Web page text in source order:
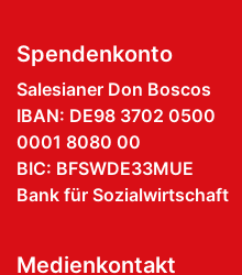
Spendenkonto
Salesianer Don Boscos
IBAN: DE98 3702 0500
0001 8080 00
BIC: BFSWDE33MUE
Bank für Sozialwirtschaft
Medienkontakt